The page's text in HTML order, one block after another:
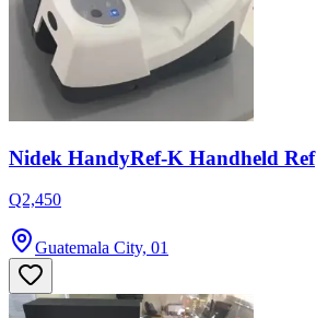
Nidek HandyRef-K Handheld Ref
Q2,450
Guatemala City, 01